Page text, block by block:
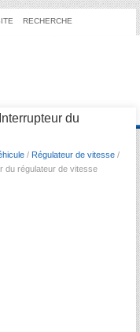
RECHERCHE
du
/ Régulateur de vitesse /
du régulateur de vitesse